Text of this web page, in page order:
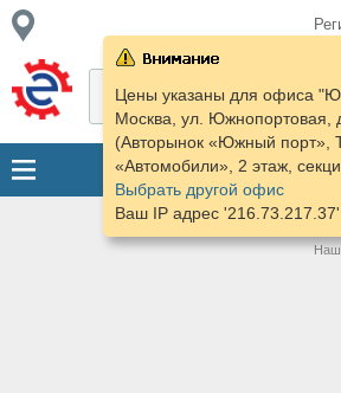
Цены указаны для офиса
Москва, ул. Южнопортовая,
(Авторынок «Южный порт»,
«Автомобили», 2 этаж,
Выбрать другой офис
Ваш IP адрес '216.73.217.37'